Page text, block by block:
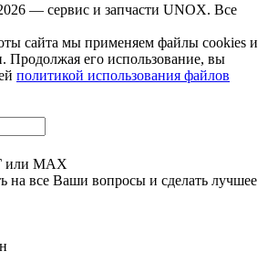
— сервис и запчасти UNOX. Все
сайта мы применяем файлы cookies и
Продолжая его использование, вы
политикой использования файлов
или MAX
на все Ваши вопросы и сделать лучшее